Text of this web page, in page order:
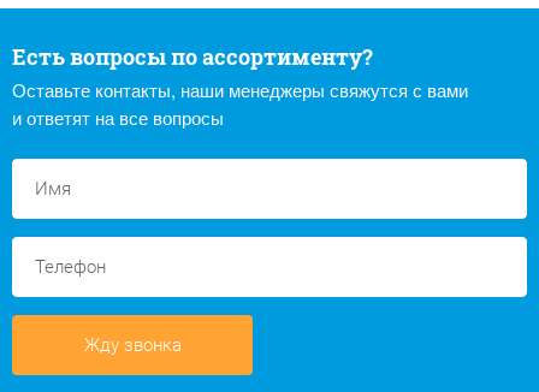
Есть вопросы по ассортименту?
Оставьте контакты, наши менеджеры свяжутся с вами
и ответят на все вопросы
Жду звонка